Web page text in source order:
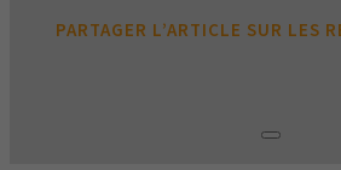
PARTAGER L’ARTICLE SUR LES